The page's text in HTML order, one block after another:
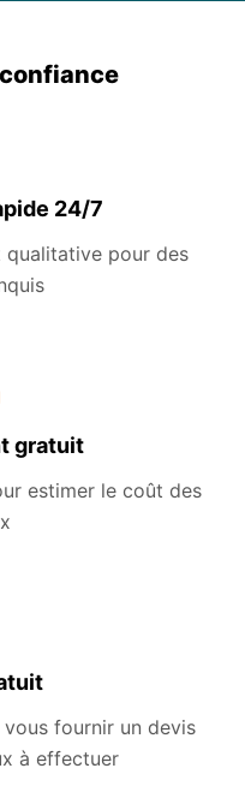
24/7
qualitative pour des
gratuit
estimer le coût des
fournir un devis
à effectuer